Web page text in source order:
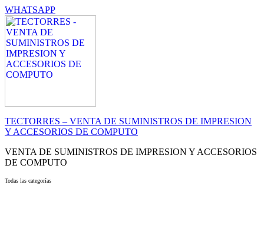
WHATSAPP
TECTORRES – VENTA DE SUMINISTROS DE IMPRESION
Y ACCESORIOS DE COMPUTO
VENTA DE SUMINISTROS DE IMPRESION Y ACCESORIOS
DE COMPUTO
Todas las categorías